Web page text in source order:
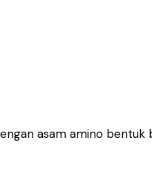
asam amino bentuk